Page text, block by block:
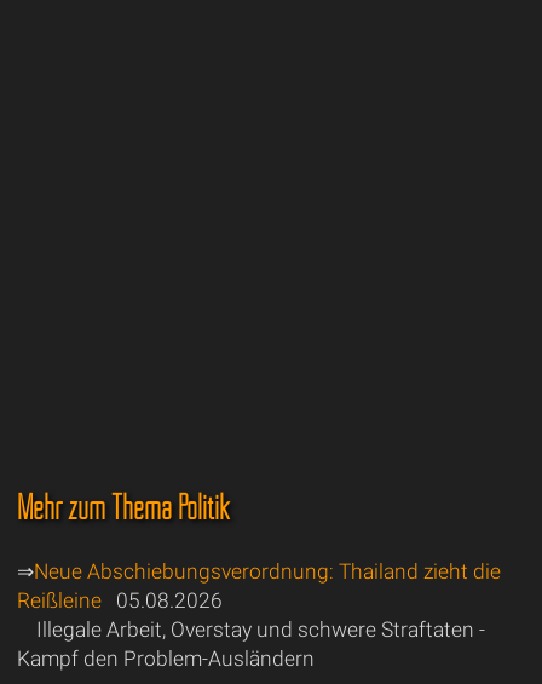
Mehr zum Thema Politik
⇒Neue Abschiebungsverordnung: Thailand zieht die
Reißleine05.08.2026
Illegale Arbeit, Overstay und schwere Straftaten -
Kampf den Problem-Ausländern